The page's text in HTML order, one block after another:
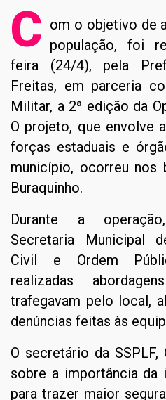
C om o objetivo de
população, foi
feira (24/4), pela
Freitas, em parceria
Militar, a 2ª edição da
O projeto, que envolve
forças estaduais e
município, ocorreu nos
Buraquinho.
Durante a
Secretaria Municipal
Civil e Ordem
realizadas
trafegavam pelo local,
denúncias feitas às
O secretário da SSPLF,
sobre a importância da
para trazer maior